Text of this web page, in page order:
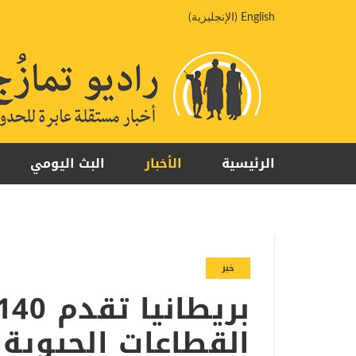
English
( الإنجليزية)
الرئيسية الأخبار البث اليومي
خبر
القطاعات